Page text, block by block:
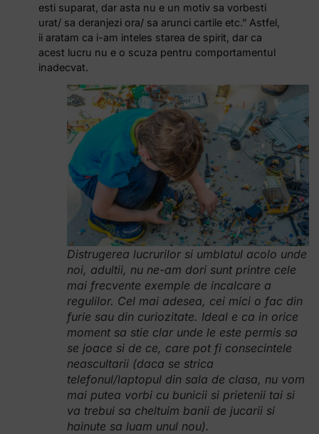
esti suparat, dar asta nu e un motiv sa vorbesti
urat/ sa deranjezi ora/ sa arunci cartile etc.” Astfel,
ii aratam ca i-am inteles starea de spirit, dar ca
acest lucru nu e o scuza pentru comportamentul
inadecvat.
Distrugerea lucrurilor si umblatul acolo unde
noi, adultii, nu ne-am dori sunt printre cele
mai frecvente exemple de incalcare a
regulilor. Cel mai adesea, cei mici o fac din
furie sau din curiozitate. Ideal e ca in orice
moment sa stie clar unde le este permis sa
se joace si de ce, care pot fi consecintele
neascultarii (daca se strica
telefonul/laptopul din sala de clasa, nu vom
mai putea vorbi cu bunicii si prietenii tai si
va trebui sa cheltuim banii de jucarii si
hainute sa luam unul nou).